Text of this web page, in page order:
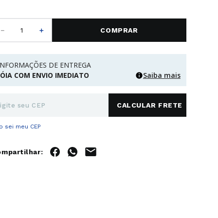
＋ COMPRAR
DE ENTREGA
COM ENVIO IMEDIATO
Saiba mais
sei meu CEP